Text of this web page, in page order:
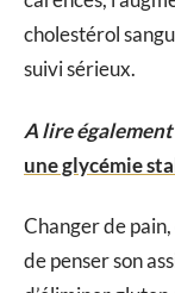
cholestérol
suivi sérieux.
A lire
une glycémie
Changer de pain,
de penser son